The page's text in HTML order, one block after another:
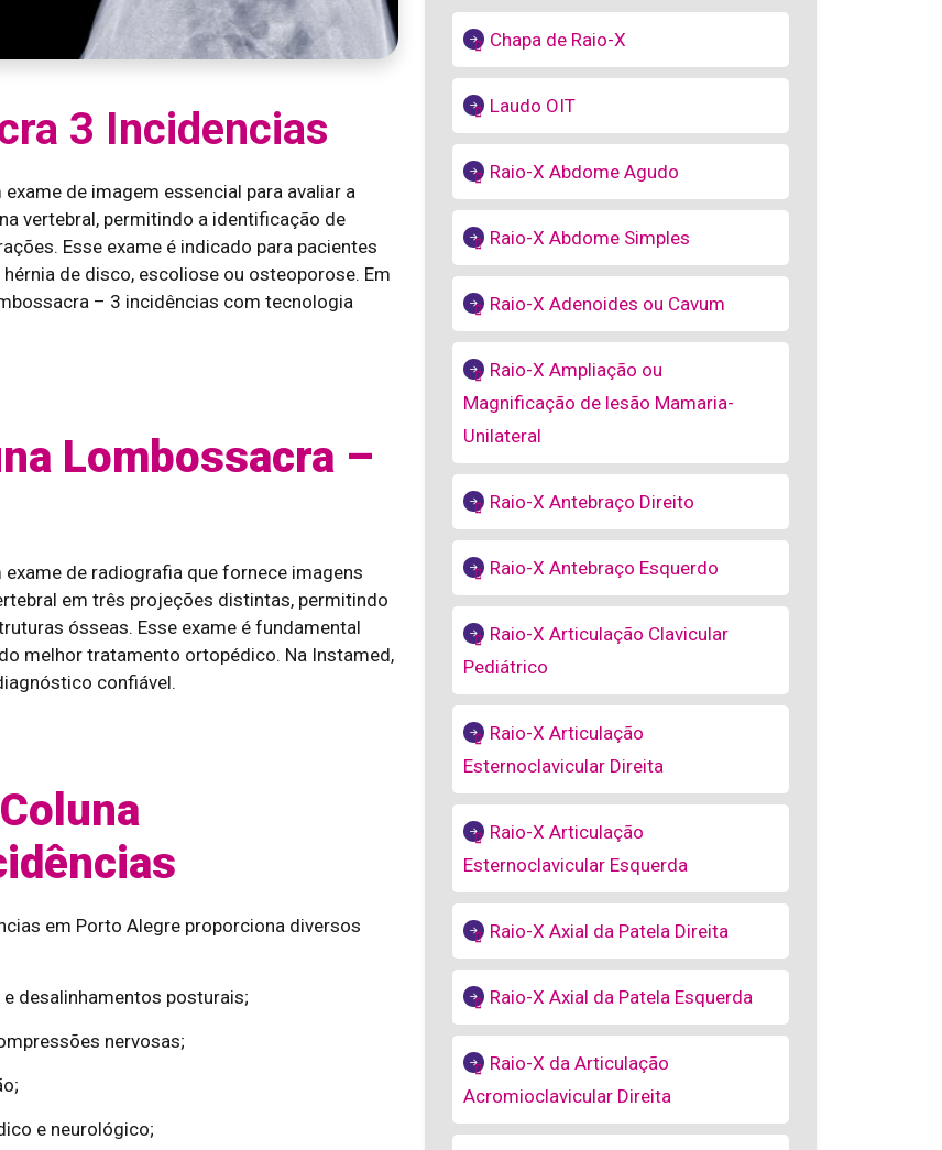
3 Incidencias
de imagem essencial para avaliar a
vertebral, permitindo a identificação de
Esse exame é indicado para pacientes
de disco, escoliose ou osteoporose. Em
– 3 incidências com tecnologia
Lombossacra –
de radiografia que fornece imagens
em três projeções distintas, permitindo
ósseas. Esse exame é fundamental
melhor tratamento ortopédico. Na Instamed,
confiável.
em Porto Alegre proporciona diversos
desalinhamentos posturais;
nervosas;
e neurológico;
Chapa de Raio-X
Laudo OIT
Raio-X Abdome Agudo
Raio-X Abdome Simples
Raio-X Adenoides ou Cavum
Raio-X Ampliação ou
Magnificação de lesão Mamaria-
Unilateral
Raio-X Antebraço Direito
Raio-X Antebraço Esquerdo
Raio-X Articulação Clavicular
Pediátrico
Raio-X Articulação
Esternoclavicular Direita
Raio-X Articulação
Esternoclavicular Esquerda
Raio-X Axial da Patela Direita
Raio-X Axial da Patela Esquerda
Raio-X da Articulação
Acromioclavicular Direita